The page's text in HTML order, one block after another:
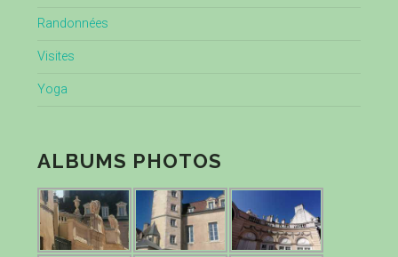
Randonnées
Visites
Yoga
ALBUMS PHOTOS